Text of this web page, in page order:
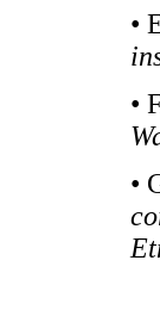
•
•
•